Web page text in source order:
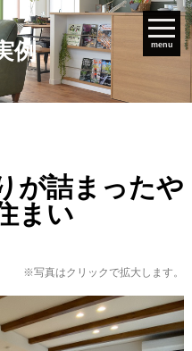
menu
例
が詰まったや
まい
※写真はクリックで拡大します。